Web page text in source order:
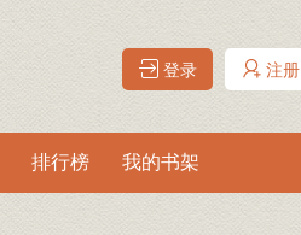
登录 注册
排行榜 我的书架